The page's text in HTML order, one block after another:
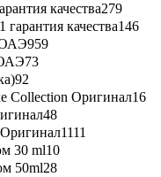
качества279
качества146
959
73
92
Collection Оригинал16
48
1111
30 ml10
50ml28